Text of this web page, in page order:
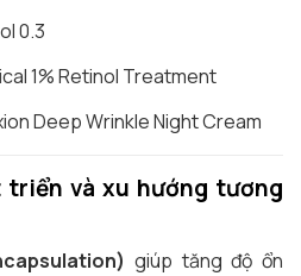
0.3
1% Retinol Treatment
Deep Wrinkle Night Cream
và xu hướng tương
giúp tăng độ ổn